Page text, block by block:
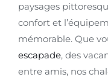
paysages
confort et
mémorable. Que
escapade, des
entre amis, nos